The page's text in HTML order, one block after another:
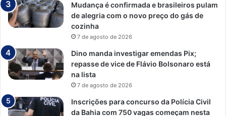
Mudança é confirmada e brasileiros pulam
de alegria com o novo preço do gás de
cozinha
7 de agosto de 2026
Dino manda investigar emendas Pix;
repasse de vice de Flávio Bolsonaro está
na lista
7 de agosto de 2026
Inscrições para concurso da Polícia Civil
da Bahia com 750 vagas começam nesta